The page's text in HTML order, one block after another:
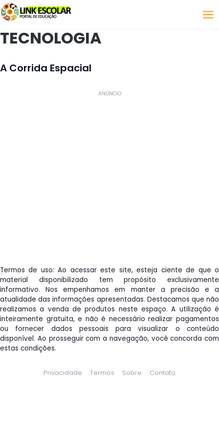
Link
TECNOLOGIA
A Corrida Espacial
ANÚNCIO
Termos de uso: Ao acessar este site, esteja ciente de que o
material disponibilizado tem propósito exclusivamente
informativo. Nos empenhamos em manter a precisão e a
atualidade das informações apresentadas. Destacamos que não
realizamos a venda de produtos neste espaço. A utilização é
inteiramente gratuita, e não é necessário realizar pagamentos
ou fornecer dados pessoais para visualizar o conteúdo
disponível. Ao prosseguir com a navegação, você concorda com
estas condições.
Privacidade Termos Sobre Contato